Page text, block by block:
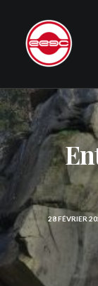
LE CLUB
EXPÉDITIONS
JOURNAL
PHOTOGRAPHIE
PUBLICATIONS
CONTACT
28 FÉVRIER